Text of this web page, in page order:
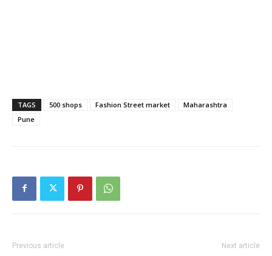
TAGS 500 shops Fashion Street market
Maharashtra
Pune
Previous article Next article